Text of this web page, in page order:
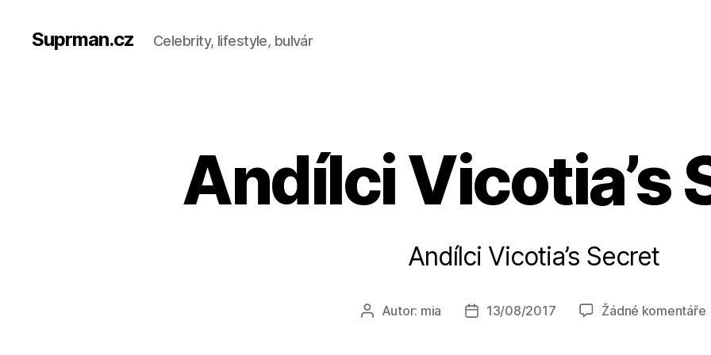
Suprman.cz Celebrity, lifestyle, bulvár
Andílci Vicotia’s
Andílci Vicotia’s Secret
AutorAutor: mia
Datum
13/08/2017 Žádné komentářeu